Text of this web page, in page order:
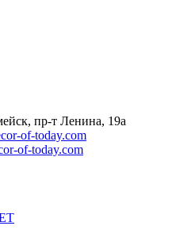
пр-т Ленина, 19а
of-today.com
of-today.com